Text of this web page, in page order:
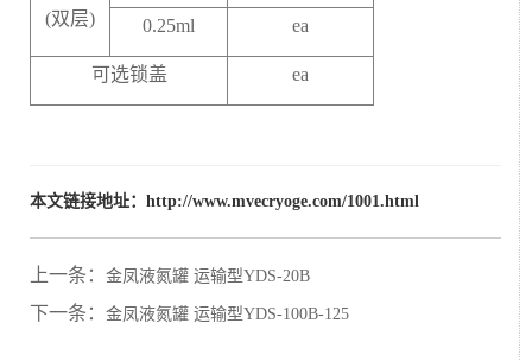
(双层) 0.25ml ea
可选锁盖 ea
本文链接地址： http://www.mvecryoge.com/1001.html
上一条： 金凤液氮罐 运输型YDS-20B
下一条： 金凤液氮罐 运输型YDS-100B-125